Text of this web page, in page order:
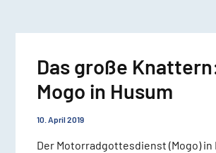
Das große
Mogo in Husum
10. April 2019
Der Motorradgottesdienst (Mogo) in